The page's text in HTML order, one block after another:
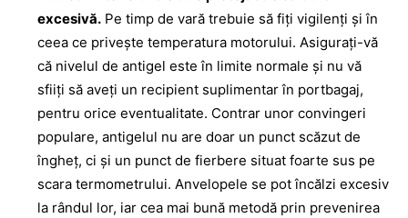
excesivă. Pe timp de vară trebuie să fiţi vigilenţi şi în
ceea ce priveşte temperatura motorului. Asiguraţi-vă
că nivelul de antigel este în limite normale şi nu vă
sfiiţi să aveţi un recipient suplimentar în portbagaj,
pentru orice eventualitate. Contrar unor convingeri
populare, antigelul nu are doar un punct scăzut de
îngheţ, ci şi un punct de fierbere situat foarte sus pe
scara termometrului. Anvelopele se pot încălzi excesiv
la rândul lor, iar cea mai bună metodă prin prevenirea